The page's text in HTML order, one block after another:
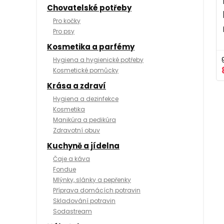
Chovatelské potřeby
Pro kočky
Pro psy
Kosmetika a parfémy
Hygiena a hygienické potřeby
Kosmetické pomůcky
Krása a zdraví
Hygiena a dezinfekce
Kosmetika
Manikúra a pedikúra
Zdravotní obuv
Kuchyně a jídelna
Čaje a káva
Fondue
Mlýnky, slánky a pepřenky
Příprava domácích potravin
Skladování potravin
Sodastream